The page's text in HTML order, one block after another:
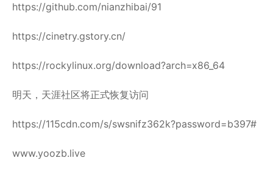
https://github.com/nianzhibai/91
https://cinetry.gstory.cn/
https://rockylinux.org/download?arch=x86_64
明天，天涯社区将正式恢复访问
https://115cdn.com/s/swsnifz362k?password=b397#
www.yoozb.live